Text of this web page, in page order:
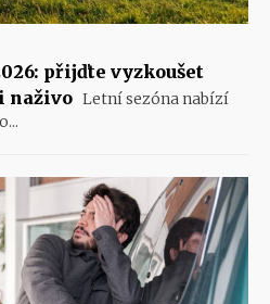
přijďte vyzkoušet
naživo Letní sezóna nabízí